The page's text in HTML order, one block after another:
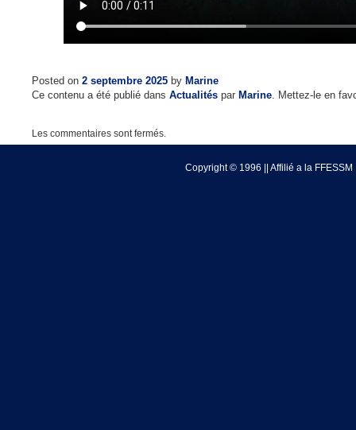
Posted on 2 septembre 2025 by Marine
Ce contenu a été publié dans Actualités par Marine. Mettez-le en
Les commentaires sont fermés.
Copyright © 1996 || Affilié a la